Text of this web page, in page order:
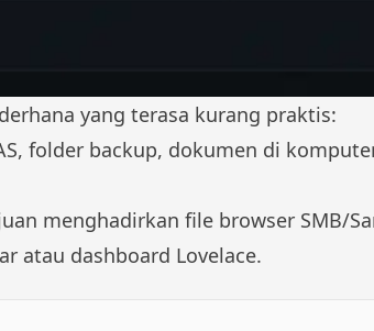
yang terasa kurang praktis:
folder backup, dokumen di
menghadirkan file browser SMB/
atau dashboard Lovelace.